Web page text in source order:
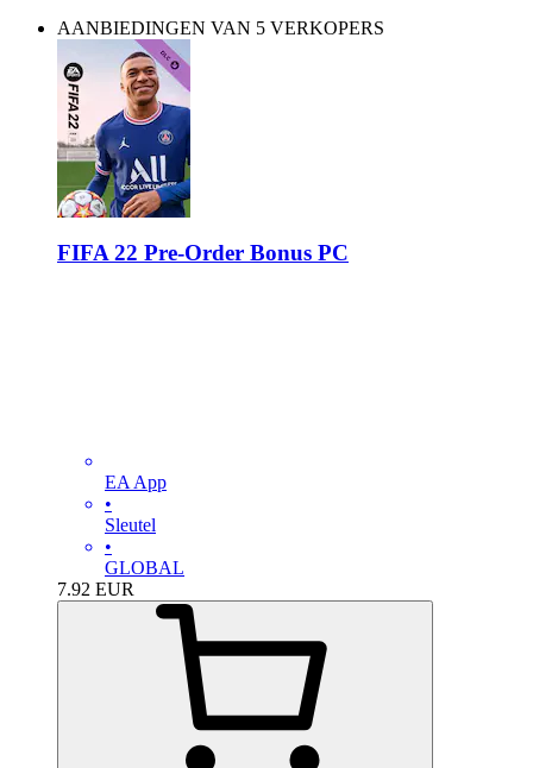
AANBIEDINGEN VAN 5 VERKOPERS
FIFA 22 Pre-Order Bonus PC
EA App
•
Sleutel
•
GLOBAL
7.92 EUR